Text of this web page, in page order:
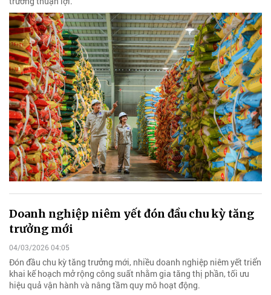
Doanh nghiệp niêm yết đón đầu chu kỳ tăng
trưởng mới
04/03/2026 04:05
Đón đầu chu kỳ tăng trưởng mới, nhiều doanh nghiệp niêm yết triển
khai kế hoạch mở rộng công suất nhằm gia tăng thị phần, tối ưu
hiệu quả vận hành và nâng tầm quy mô hoạt động.